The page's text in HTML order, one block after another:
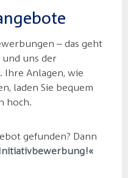
– das geht
und uns der
Ihre Anlagen, wie
laden Sie bequem
hoch.
gefunden? Dann